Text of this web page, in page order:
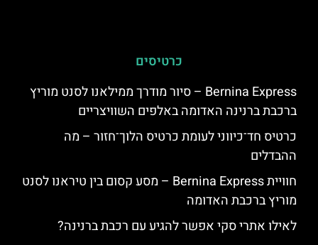
כרטיסים
Bernina Express – סיור מודרך ממילאנו לסנט מוריץ
ברכבת ברנינה האדומה באלפים השוויצריים
כרטיס חד־כיווני לעומת כרטיס הלוך־חזור – מה
ההבדלים
חוויית Bernina Express – מסע קסום בין טיראנו לסנט
מוריץ ברכבת האדומה
לאילו אתרי סקי אפשר להגיע עם רכבת ברנינה?